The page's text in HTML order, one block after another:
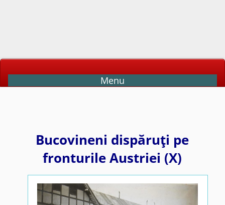
Menu
Bucovineni dispăruţi pe
fronturile Austriei (X)